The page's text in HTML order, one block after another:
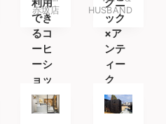
利用
でき
るコ
ーヒ
ーシ
ョッ
プ
赤坂店
クニ
ック
×ア
ンテ
ィー
ク
HUSBAND